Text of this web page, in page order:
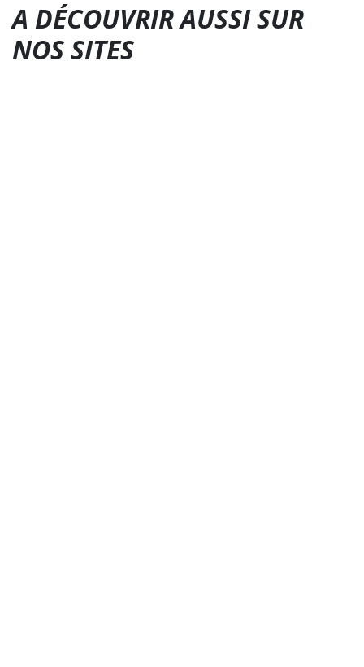
A DÉCOUVRIR AUSSI SUR
NOS SITES